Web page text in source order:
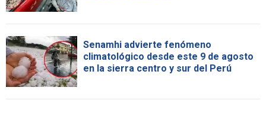
Senamhi advierte fenómeno
climatológico desde este 9 de agosto
en la sierra centro y sur del Perú